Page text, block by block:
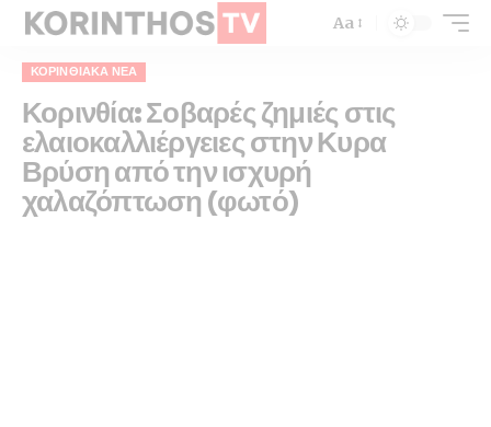
Aa
ΚΟΡΙΝΘΙΑΚΆ ΝΈΑ
Κορινθία: Σοβαρές ζημιές στις
ελαιοκαλλιέργειες στην Κυρα
Βρύση από την ισχυρή
χαλαζόπτωση (φωτό)